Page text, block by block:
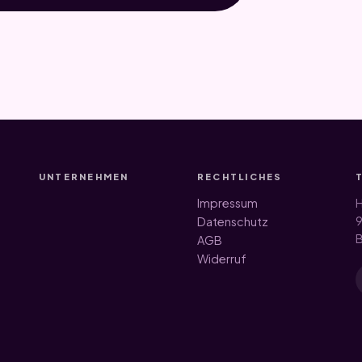
UNTERNEHMEN RECHTLICHES
Impressum
Datenschutz
AGB
Widerruf